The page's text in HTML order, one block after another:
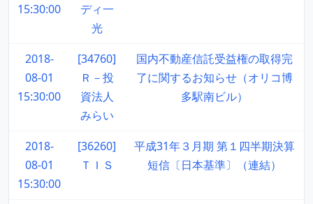
15:30:00
ディ一
光
2018-
08-01
15:30:00
[34760]
Ｒ－投
資法人
みらい
国内不動産信託受益権の取得完
了に関するお知らせ（オリコ博
多駅南ビル）
2018-
08-01
15:30:00
[36260]
ＴＩＳ
平成31年３月期 第１四半期決算
短信〔日本基準〕（連結）